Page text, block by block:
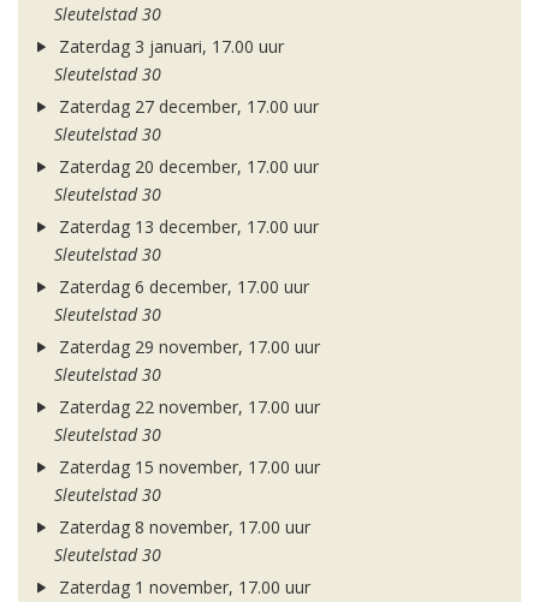
Sleutelstad 30
Zaterdag 3 januari, 17.00 uur
Sleutelstad 30
Zaterdag 27 december, 17.00 uur
Sleutelstad 30
Zaterdag 20 december, 17.00 uur
Sleutelstad 30
Zaterdag 13 december, 17.00 uur
Sleutelstad 30
Zaterdag 6 december, 17.00 uur
Sleutelstad 30
Zaterdag 29 november, 17.00 uur
Sleutelstad 30
Zaterdag 22 november, 17.00 uur
Sleutelstad 30
Zaterdag 15 november, 17.00 uur
Sleutelstad 30
Zaterdag 8 november, 17.00 uur
Sleutelstad 30
Zaterdag 1 november, 17.00 uur